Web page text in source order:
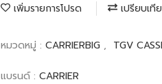
เพิ่มรายการโปรด เปรียบเที
หมวดหมู่ : CARRIERBIG , TGV
แบรนด์ : CARRIER